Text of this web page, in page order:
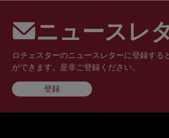
ニュースレ
ロチェスターのニュースレターに登録す
ができます。是非ご登録ください。
登録